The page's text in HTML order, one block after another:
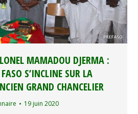
MAMADOU DJERMA :
S’INCLINE SUR LA
GRAND CHANCELIER
19 juin 2020